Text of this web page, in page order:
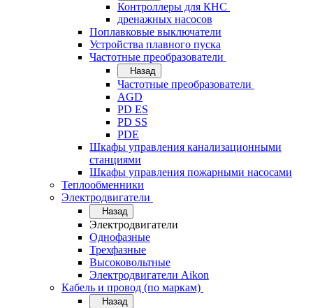
Контроллеры для КНС
дренажных насосов
Поплавковые выключатели
Устройства плавного пуска
Частотные преобразователи
Назад
Частотные преобразователи
AGD
PD ES
PD SS
PDE
Шкафы управления канализационными
станциями
Шкафы управления пожарными насосами
Теплообменники
Электродвигатели
Назад
Электродвигатели
Однофазные
Трехфазные
Высоковольтные
Электродвигатели Aikon
Кабель и провод (по маркам)
Назад